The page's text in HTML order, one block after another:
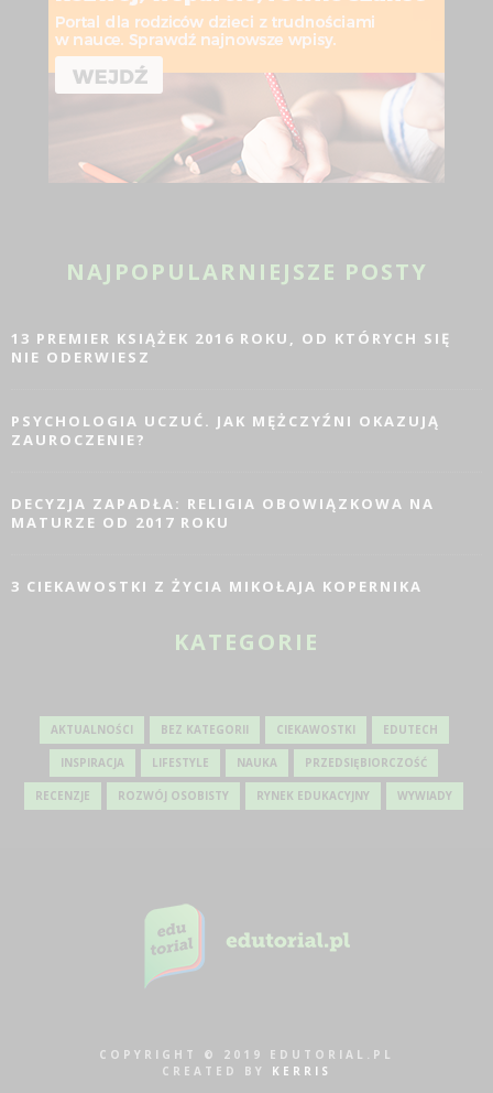
NAJPOPULARNIEJSZE POSTY
13 PREMIER KSIĄŻEK 2016 ROKU, OD KTÓRYCH SIĘ
NIE ODERWIESZ
PSYCHOLOGIA UCZUĆ. JAK MĘŻCZYŹNI OKAZUJĄ
ZAUROCZENIE?
DECYZJA ZAPADŁA: RELIGIA OBOWIĄZKOWA NA
MATURZE OD 2017 ROKU
3 CIEKAWOSTKI Z ŻYCIA MIKOŁAJA KOPERNIKA
KATEGORIE
AKTUALNOŚCI BEZ KATEGORII CIEKAWOSTKI EDUTECH
INSPIRACJA LIFESTYLE NAUKA PRZEDSIĘBIORCZOŚĆ
RECENZJE ROZWÓJ OSOBISTY RYNEK EDUKACYJNY WYWIADY
COPYRIGHT © 2019 EDUTORIAL.PL
CREATED BY KERRIS